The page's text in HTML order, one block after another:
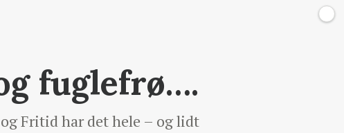
fuglefrø….
Fritid har det hele – og lidt